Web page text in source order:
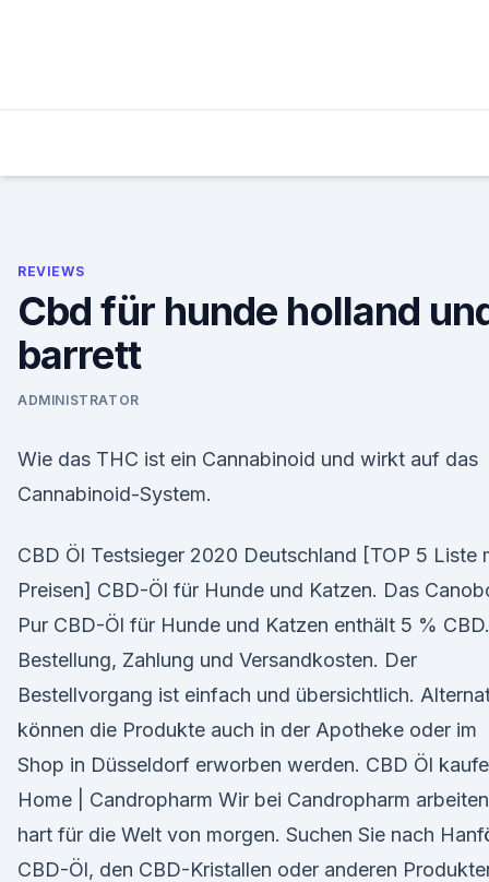
REVIEWS
Cbd für hunde holland
barrett
ADMINISTRATOR
Wie das THC ist ein Cannabinoid und wirkt auf das
Cannabinoid-System.
CBD Öl Testsieger 2020 Deutschland [TOP 5 Liste
Preisen] CBD-Öl für Hunde und Katzen. Das
Pur CBD-Öl für Hunde und Katzen enthält 5 % CBD.
Bestellung, Zahlung und Versandkosten. Der
Bestellvorgang ist einfach und übersichtlich.
können die Produkte auch in der Apotheke oder im
Shop in Düsseldorf erworben werden. CBD Öl
Home | Candropharm Wir bei Candropharm arbeiten
hart für die Welt von morgen. Suchen Sie nach
CBD-Öl, den CBD-Kristallen oder anderen